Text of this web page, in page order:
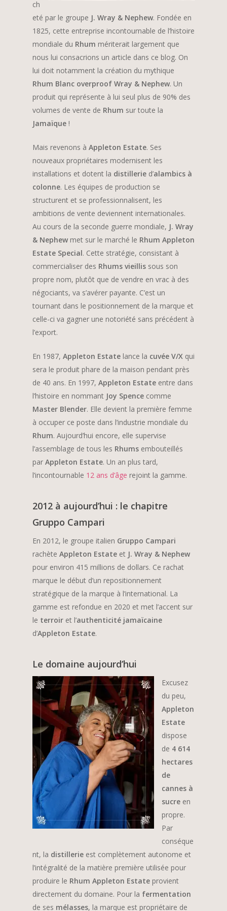
ch
eté par le groupe J. Wray & Nephew. Fondée en
1825, cette entreprise incontournable de l’histoire
mondiale du Rhum mériterait largement que
nous lui consacrions un article dans ce blog. On
lui doit notamment la création du mythique
Rhum Blanc overproof Wray & Nephew. Un
produit qui représente à lui seul plus de 90% des
volumes de vente de Rhum sur toute la
Jamaïque !
Mais revenons à Appleton Estate. Ses
nouveaux propriétaires modernisent les
installations et dotent la distillerie d’alambics à
colonne. Les équipes de production se
structurent et se professionnalisent, les
ambitions de vente deviennent internationales.
Au cours de la seconde guerre mondiale, J. Wray
& Nephew met sur le marché le Rhum Appleton
Estate Special. Cette stratégie, consistant à
commercialiser des Rhums vieillis sous son
propre nom, plutôt que de vendre en vrac à des
négociants, va s’avérer payante. C’est un
tournant dans le positionnement de la marque et
celle-ci va gagner une notoriété sans précédent à
l’export.
En 1987, Appleton Estate lance la cuvée V/X qui
sera le produit phare de la maison pendant près
de 40 ans. En 1997, Appleton Estate entre dans
l’histoire en nommant Joy Spence comme
Master Blender. Elle devient la première femme
à occuper ce poste dans l’industrie mondiale du
Rhum. Aujourd’hui encore, elle supervise
l’assemblage de tous les Rhums embouteillés
par Appleton Estate. Un an plus tard,
l’incontournable 12 ans d’âge rejoint la gamme.
2012 à aujourd’hui : le chapitre
Gruppo Campari
En 2012, le groupe italien Gruppo Campari
rachète Appleton Estate et J. Wray & Nephew
pour environ 415 millions de dollars. Ce rachat
marque le début d’un repositionnement
stratégique de la marque à l’international. La
gamme est refondue en 2020 et met l’accent sur
le terroir et l’authenticité jamaïcaine
d’Appleton Estate.
Le domaine aujourd’hui
Excusez
du peu,
Appleton
Estate
dispose
de 4 614
hectares
de
cannes à
sucre en
propre.
Par
conséque
nt, la distillerie est complètement autonome et
l’intégralité de la matière première utilisée pour
produire le Rhum Appleton Estate provient
directement du domaine. Pour la fermentation
de ses mélasses, la marque est propriétaire de